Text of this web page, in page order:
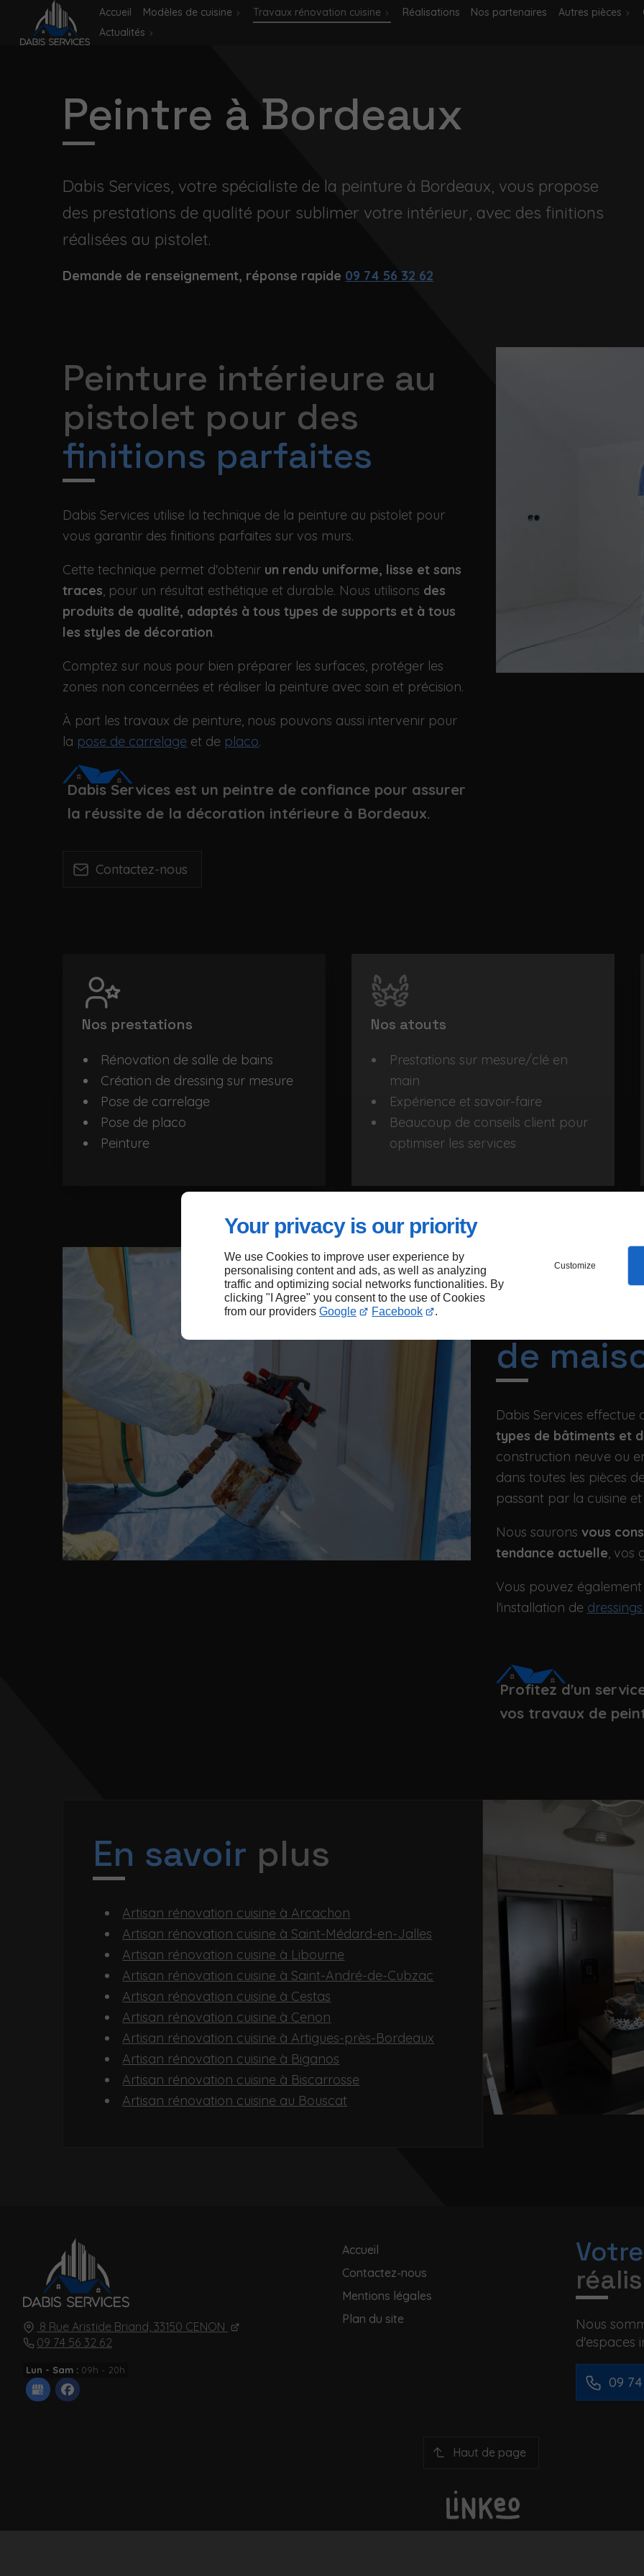
Your privacy is our priority
We use Cookies to improve user experience by
personalising content and ads, as well as analyzing
traffic and optimizing social networks functionalities. By
clicking "I Agree" you consent to the use of Cookies
from our providers Google Facebook .
Customize
Accueil Modèles de cuisine Travaux rénovation cuisine Réalisations Nos partenaires Autres pièces
Actualités
Peintre à Bordeaux
Dabis Services, votre spécialiste de la peinture à Bordeaux, vous propose
des prestations de qualité pour sublimer votre intérieur, avec des finitions
réalisées au pistolet.
Demande de renseignement, réponse rapide 09 74 56 32 62
Peinture intérieure au
pistolet pour des
finitions parfaites
Dabis Services utilise la technique de la peinture au pistolet pour
vous garantir des finitions parfaites sur vos murs.
Cette technique permet d'obtenir un rendu uniforme, lisse et sans
traces, pour un résultat esthétique et durable. Nous utilisons des
produits de qualité, adaptés à tous types de supports et à tous
les styles de décoration.
Comptez sur nous pour bien préparer les surfaces, protéger les
zones non concernées et réaliser la peinture avec soin et précision.
À part les travaux de peinture, nous pouvons aussi intervenir pour
la pose de carrelage et de placo.
Dabis Services est un peintre de confiance pour assurer
la réussite de la décoration intérieure à Bordeaux.
Contactez-nous
Nos prestations
Rénovation de salle de bains
Création de dressing sur mesure
Pose de carrelage
Pose de placo
Peinture
Nos atouts
Prestations sur mesure/clé en
main
Expérience et savoir-faire
Beaucoup de conseils client pour
optimiser les services
de
Dabis Services effectue
types de bâtiments et
construction neuve ou
dans toutes les pièces
passant par la cuisine
Nous saurons vous
tendance actuelle, vos
Vous pouvez
l'installation de
Profitez d'un
vos travaux de
En savoir plus
Artisan rénovation cuisine à Arcachon
Artisan rénovation cuisine à Saint-Médard-en-Jalles
Artisan rénovation cuisine à Libourne
Artisan rénovation cuisine à Saint-André-de-Cubzac
Artisan rénovation cuisine à Cestas
Artisan rénovation cuisine à Cenon
Artisan rénovation cuisine à Artigues-près-Bordeaux
Artisan rénovation cuisine à Biganos
Artisan rénovation cuisine à Biscarrosse
Artisan rénovation cuisine au Bouscat
8 Rue Aristide Briand, 33150 CENON
09 74 56 32 62
Lun - Sam : 09h - 20h
Accueil
Contactez-nous
Mentions légales
Plan du site
Nous
d'espaces
09
Haut de page